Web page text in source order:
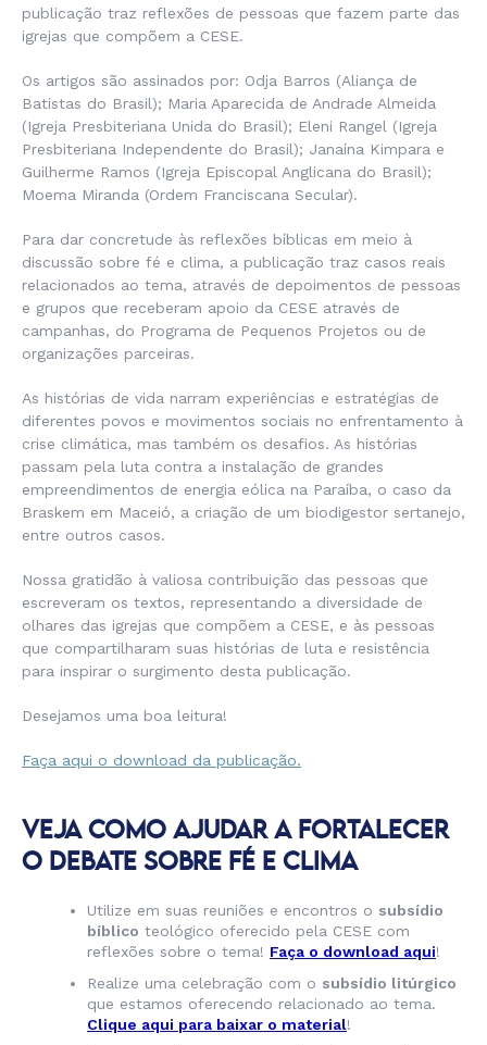
publicação traz reflexões de pessoas que fazem parte das
igrejas que compõem a CESE.
Os artigos são assinados por: Odja Barros (Aliança de
Batistas do Brasil); Maria Aparecida de Andrade Almeida
(Igreja Presbiteriana Unida do Brasil); Eleni Rangel (Igreja
Presbiteriana Independente do Brasil); Janaína Kimpara e
Guilherme Ramos (Igreja Episcopal Anglicana do Brasil);
Moema Miranda (Ordem Franciscana Secular).
Para dar concretude às reflexões bíblicas em meio à
discussão sobre fé e clima, a publicação traz casos reais
relacionados ao tema, através de depoimentos de pessoas
e grupos que receberam apoio da CESE através de
campanhas, do Programa de Pequenos Projetos ou de
organizações parceiras.
As histórias de vida narram experiências e estratégias de
diferentes povos e movimentos sociais no enfrentamento à
crise climática, mas também os desafios. As histórias
passam pela luta contra a instalação de grandes
empreendimentos de energia eólica na Paraíba, o caso da
Braskem em Maceió, a criação de um biodigestor sertanejo,
entre outros casos.
Nossa gratidão à valiosa contribuição das pessoas que
escreveram os textos, representando a diversidade de
olhares das igrejas que compõem a CESE, e às pessoas
que compartilharam suas histórias de luta e resistência
para inspirar o surgimento desta publicação.
Desejamos uma boa leitura!
Faça aqui o download da publicação.
VEJA COMO AJUDAR A FORTALECER
O DEBATE SOBRE FÉ E CLIMA
Utilize em suas reuniões e encontros o subsídio
bíblico teológico oferecido pela CESE com
reflexões sobre o tema! Faça o download aqui!
Realize uma celebração com o subsídio litúrgico
que estamos oferecendo relacionado ao tema.
Clique aqui para baixar o material!